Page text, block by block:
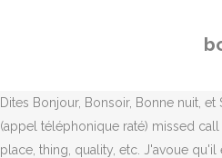
Dites Bonjour, Bonsoir, Bonne nuit,
(appel téléphonique raté) missed call
place, thing, quality, etc. J'avoue